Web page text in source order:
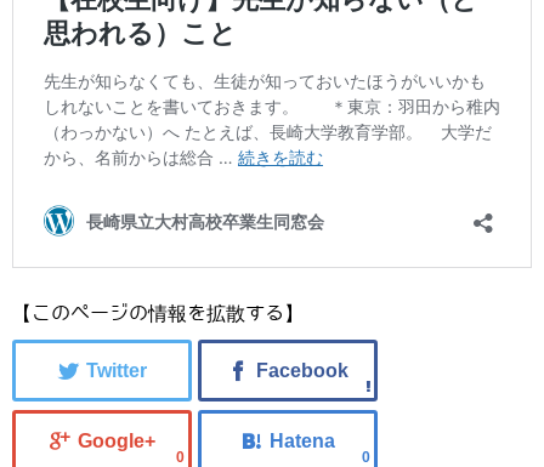
【このページの情報を拡散する】
0 0